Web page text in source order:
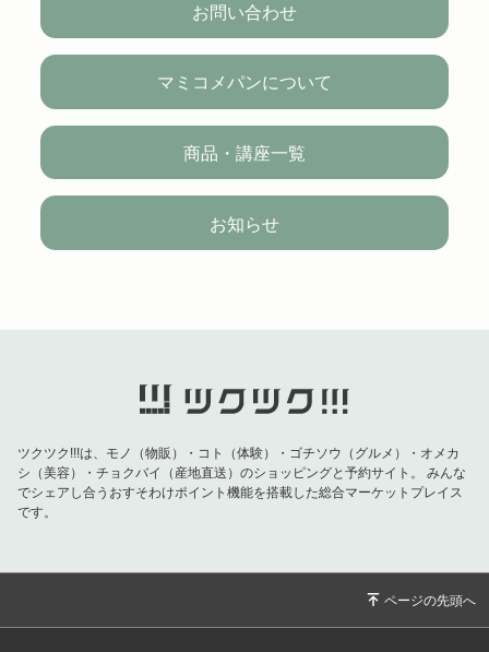
お問い合わせ
マミコメパンについて
商品・講座一覧
お知らせ
ツクツク!!!は、モノ（物販）・コト（体験）・ゴチソウ（グルメ）・オメカ
シ（美容）・チョクバイ（産地直送）のショッピングと予約サイト。
みんな
でシェアし合うおすそわけポイント機能を搭載した総合マーケットプレイス
です。